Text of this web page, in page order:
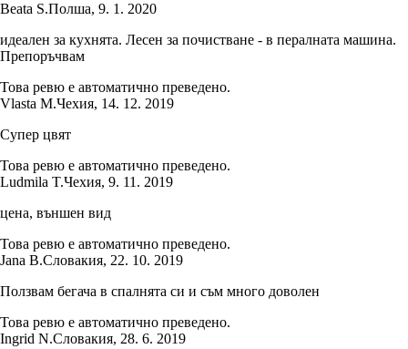
Beata S.Полша, 9. 1. 2020
идеален за кухнята. Лесен за почистване - в пералната машина.
Препоръчвам
Това ревю е автоматично преведено.
Vlasta M.Чехия, 14. 12. 2019
Супер цвят
Това ревю е автоматично преведено.
Ludmila T.Чехия, 9. 11. 2019
цена, външен вид
Това ревю е автоматично преведено.
Jana B.Словакия, 22. 10. 2019
Ползвам бегача в спалнята си и съм много доволен
Това ревю е автоматично преведено.
Ingrid N.Словакия, 28. 6. 2019